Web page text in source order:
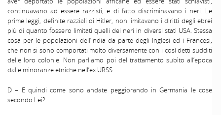
continuavano ad essere razzisti, e di fatto discriminavano i neri. Le
prime leggi, definite razziali di Hitler, non limitavano i diritti degli ebrei
più di quanto fossero limitati quelli dei neri in diversi stati USA. Stessa
cosa per le popolazioni dell’India da parte degli Inglesi ed i Francesi,
che non si sono comportati molto diversamente con i così detti sudditi
delle loro colonie. Non parliamo poi del trattamento subìto all’epoca
dalle minoranze etniche nell’ex URSS.
D – E quindi come sono andate peggiorando in Germania le cose
secondo Lei?